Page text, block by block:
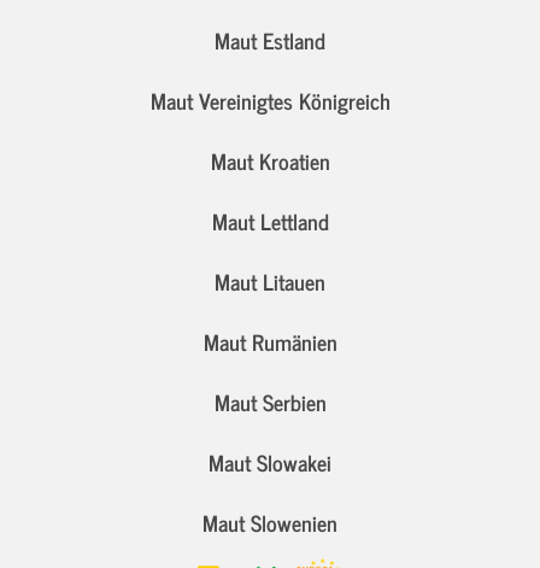
Maut Estland
Maut Vereinigtes Königreich
Maut Kroatien
Maut Lettland
Maut Litauen
Maut Rumänien
Maut Serbien
Maut Slowakei
Maut Slowenien